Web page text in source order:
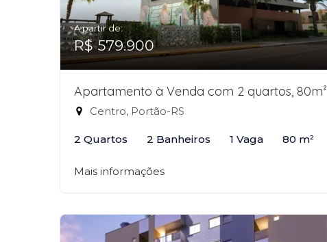
A partir de:
R$ 579.900
Apartamento à Venda com 2 quartos, 80m²
Centro, Portão-RS
2 Quartos 2 Banheiros 1 Vaga 80 m²
Mais informações